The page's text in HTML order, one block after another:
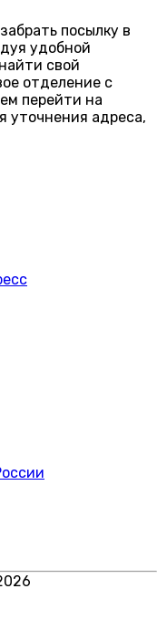
посылку в
удобной
свой
отделение с
перейти на
уточнения адреса,